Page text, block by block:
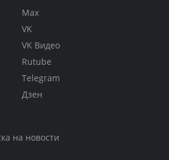
Max
VK
VK Видео
Rutube
Telegram
Дзен
на новости